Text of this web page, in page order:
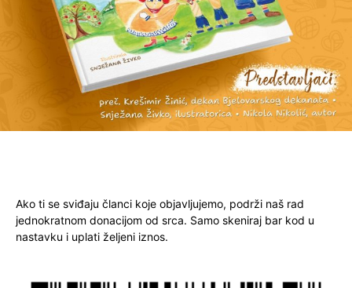
Ako ti se sviđaju članci koje objavljujemo, podrži naš rad
jednokratnom donacijom od srca. Samo skeniraj bar kod u
nastavku i uplati željeni iznos.